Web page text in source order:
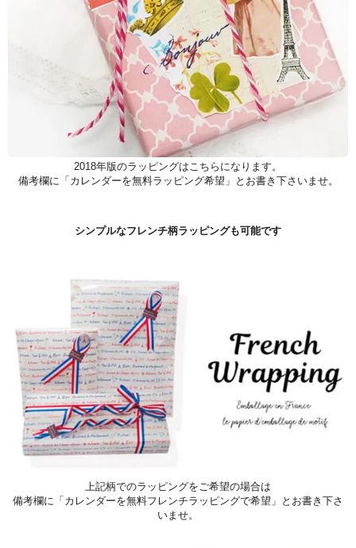
2018年版のラッピングはこちらになります。
備考欄に「カレンダーを無料ラッピング希望」とお書き下さいませ。
シンプルなフレンチ柄ラッピングも可能です
上記柄でのラッピングをご希望の場合は
備考欄に「カレンダーを無料フレンチラッピングで希望」とお書き下さ
いませ。